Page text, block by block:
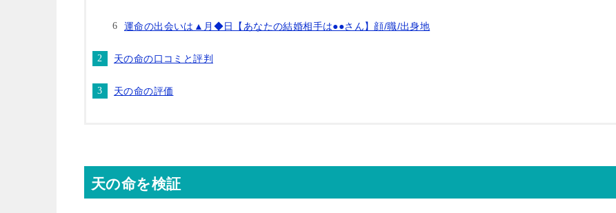
運命の出会いは▲月◆日【あなたの結婚相手は●●さん】顔/職/出身地
天の命の口コミと評判
天の命の評価
天の命を検証